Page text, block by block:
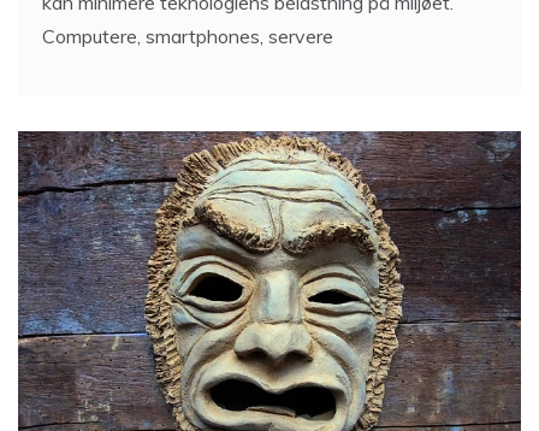
Computere, smartphones, servere